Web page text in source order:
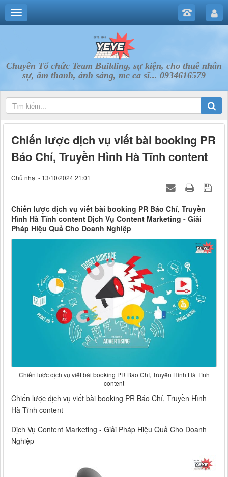
Chuyên Tổ chức Team Building, sự kiện, cho thuê nhân
sự, âm thanh, ánh sáng, mc ca sĩ... 0934616579
Chiến lược dịch vụ viết bài booking PR
Báo Chí, Truyền Hình Hà Tĩnh content
Chủ nhật - 13/10/2024 21:01
Chiến lược dịch vụ viết bài booking PR Báo Chí, Truyền
Hình Hà Tĩnh content Dịch Vụ Content Marketing - Giải
Pháp Hiệu Quả Cho Doanh Nghiệp
Chiến lược dịch vụ viết bài booking PR Báo Chí, Truyền Hình Hà Tĩnh
content
Chiến lược dịch vụ viết bài booking PR Báo Chí, Truyền Hình
Hà Tĩnh content
Dịch Vụ Content Marketing - Giải Pháp Hiệu Quả Cho Doanh
Nghiệp